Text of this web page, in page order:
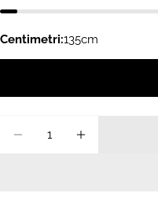
Centimetri:135cm